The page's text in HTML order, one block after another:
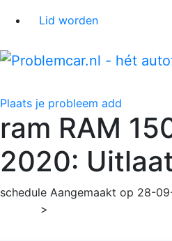
Lid worden
Plaats je probleem add
ram RAM
2020:
schedule Aangemaakt op 28-
>